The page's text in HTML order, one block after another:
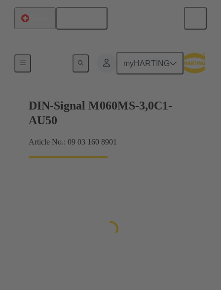
myHARTING
Raccordement carte mère à carte fille
DIN-Signal M060MS-3,0C1-
AU50
Article No.: 09 03 160 8901